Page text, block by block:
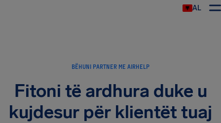
AL
BËHUNI PARTNER ME AIRHELP
Fitoni të ardhura duke u
kujdesur për klientët tuaj